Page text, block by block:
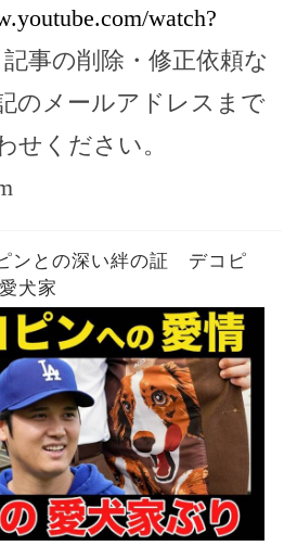
watch?
記事の削除・修正依頼な
のメールアドレスまで
せください。
ンとの深い絆の証 デコピ
犬家